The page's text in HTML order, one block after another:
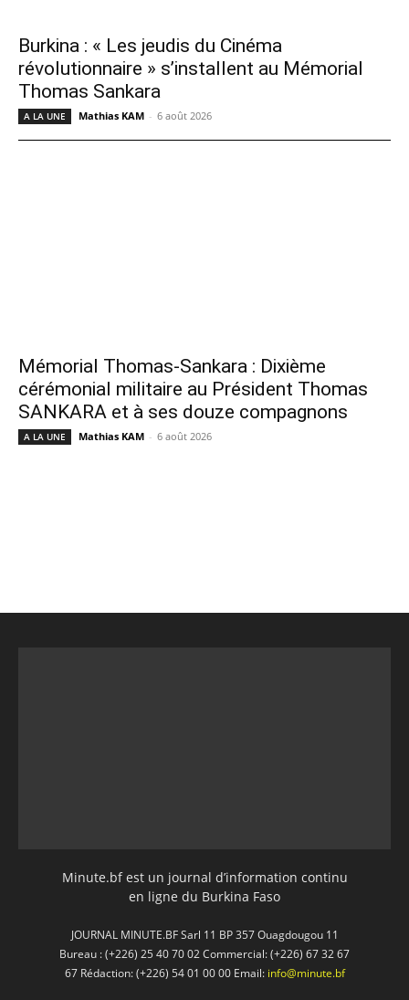
Burkina : « Les jeudis du Cinéma
révolutionnaire » s’installent au Mémorial
Thomas Sankara
A LA UNE Mathias KAM - 6 août 2026
Mémorial Thomas-Sankara : Dixième
cérémonial militaire au Président Thomas
SANKARA et à ses douze compagnons
A LA UNE Mathias KAM - 6 août 2026
Minute.bf est un journal d’information continu
en ligne du Burkina Faso
JOURNAL MINUTE.BF Sarl 11 BP 357 Ouagdougou 11
Bureau : (+226) 25 40 70 02 Commercial: (+226) 67 32 67
67 Rédaction: (+226) 54 01 00 00 Email: info@minute.bf